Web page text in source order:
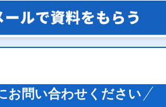
お問い合わせください